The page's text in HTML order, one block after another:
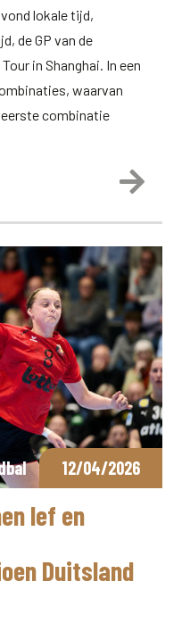
lokale tijd,
de GP van de
in Shanghai. In een
waarvan
combinatie
Lees
12/04/2026
lef en
Duitsland